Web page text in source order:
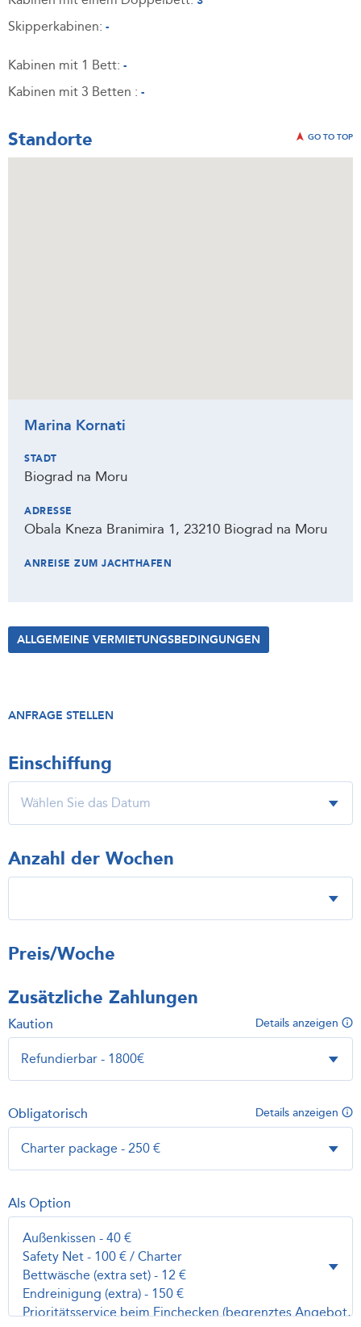
Skipperkabinen: -
Kabinen mit 1 Bett: -
Kabinen mit 3 Betten : -
Standorte GO TO TOP
Marina Kornati
STADT
Biograd na Moru
ADRESSE
Obala Kneza Branimira 1, 23210 Biograd na Moru
ANREISE ZUM JACHTHAFEN
ALLGEMEINE VERMIETUNGSBEDINGUNGEN
ANFRAGE STELLEN
Einschiffung
Anzahl der Wochen
Preis/Woche
Zusätzliche Zahlungen
Details anzeigen
Kaution
Details anzeigen
Obligatorisch
Als Option